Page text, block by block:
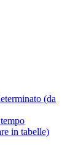
(da
in tabelle)